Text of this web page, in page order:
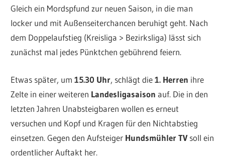
Gleich ein Mordspfund zur neuen Saison, in die man
locker und mit Außenseiterchancen beruhigt geht. Nach
dem Doppelaufstieg (Kreisliga > Bezirksliga) lässt sich
zunächst mal jedes Pünktchen gebührend feiern.
Etwas später, um15.30 Uhr, schlägt die1. Herren ihre
Zelte in einer weiteren Landesligasaison auf. Die in den
letzten Jahren Unabsteigbaren wollen es erneut
versuchen und Kopf und Kragen für den Nichtabstieg
einsetzen. Gegen den Aufsteiger Hundsmühler TVsoll ein
ordentlicher Auftakt her.